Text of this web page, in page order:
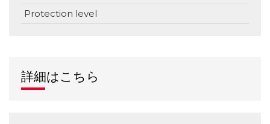
Protection level
詳細はこちら